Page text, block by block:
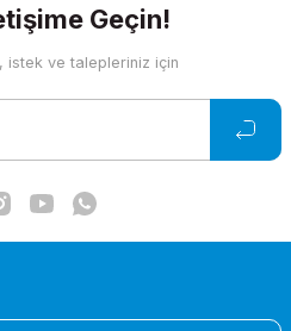
Geçin!
istek ve talepleriniz için